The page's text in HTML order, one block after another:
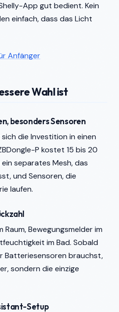
App gut bedient. Kein
einfach, dass das Licht
Anfänger
Wahl ist
besonders Sensoren
die Investition in einen
P kostet 15 bis 20
separates Mesh, das
und Sensoren, die
laufen.
Bewegungsmelder im
im Bad. Sobald
Batteriesensoren brauchst,
sondern die einzige
Setup